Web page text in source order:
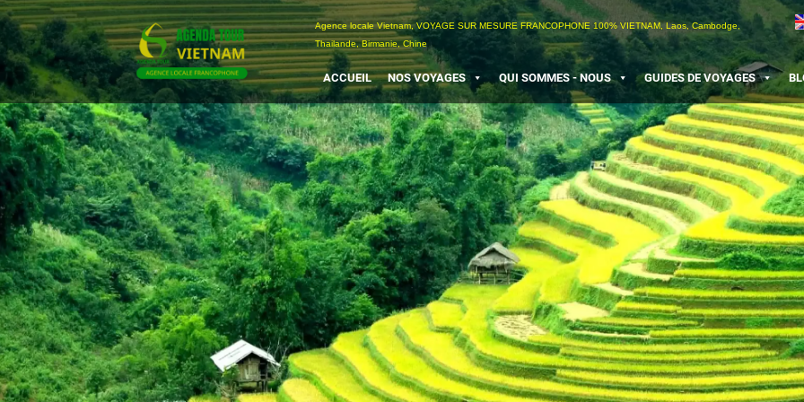
Passer
au
contenu
Agence locale Vietnam, VOYAGE SUR MESURE FRANCOPHONE 100% VIETNAM, Laos, Cambodge,
Thailande, Birmanie, Chine
ACCUEIL NOS VOYAGES QUI SOMMES - NOUS GUIDES DE VOYAGES